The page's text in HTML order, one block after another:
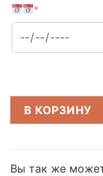
*
В КОРЗИНУ
Вы так же